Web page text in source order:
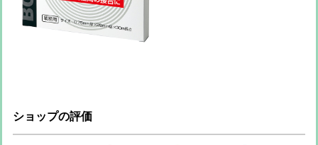
ショップの評価